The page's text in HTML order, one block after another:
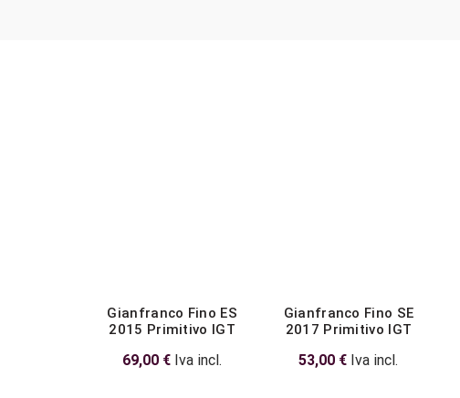
Gianfranco Fino ES
2015 Primitivo IGT
69,00 € Iva incl.
Gianfranco Fino SE
2017 Primitivo IGT
53,00 € Iva incl.